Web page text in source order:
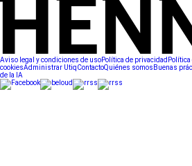
Aviso legal y condiciones de usoPolítica de privacidad Política
cookiesAdministrar UtiqContactoQuiénes somos Buenas
de la IA